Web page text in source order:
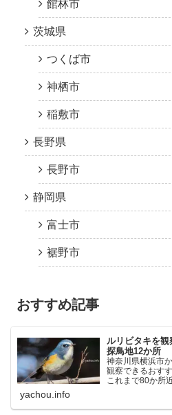
館林市
茨城県
つくば市
神栖市
稲敷市
長野県
長野市
静岡県
富士市
裾野市
おすすめ記事
ルリビタキを
探鳥地12か所
神奈川県横浜市
観察できるおす
これまで80か所
じた場所です。
く、出現頻度が
観察公園：埼玉
yachou.info